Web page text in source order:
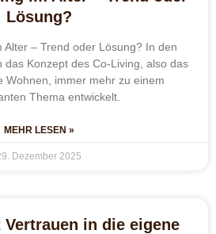
Lösung?
Alter – Trend oder Lösung? In den
das Konzept des Co-Living, also das
Wohnen, immer mehr zu einem
Thema entwickelt.
MEHR LESEN »
Dezember 2025
Vertrauen in die eigene